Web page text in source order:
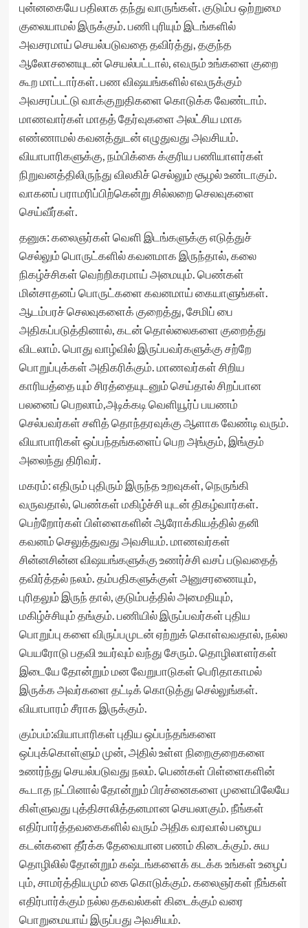
புன்னகையே பதிலாக தந்து வாருங்கள். குடும்ப ஒற்றுமை
குலையாமல் இருக்கும். பணி புரியும் இடங்களில்
அவசரமாய் செயல்படுவதை தவிர்த்து, தகுந்த
ஆலோசனையுடன் செயல்பட்டால், எவரும் உங்களை குறை
கூற மாட்டார்கள். பண விஷயங்களில் எவருக்கும்
அவசரப்பட்டு வாக்குறுதிகளை கொடுக்க வேண்டாம்.
மாணவார்கள் மாதத் தேர்வுகளை அலட்சிய மாக
எண்ணாமல் கவனத்துடன் எழுதுவது அவசியம்.
வியாபாரிகளுக்கு, நம்பிக்கை க்குரிய பணியாளர்கள்
நிறுவனத்திலிருந்து விலகிச் செல்லும் சூழல் உண்டாகும்.
வாகனப் பராமரிப்பிற்கென்று சில்லறை செலவுகளை
செய்வீர்கள்.
தனுசு: கலைஞர்கள் வெளி இடங்களுக்கு எடுத்துச்
செல்லும் பொருட்களில் கவனமாக இருந்தால், கலை
நிகழ்ச்சிகள் வெற்றிகரமாய் அமையும். பெண்கள்
மின்சாதனப் பொருட்களை கவனமாய் கையாளுங்கள்.
ஆடம்பரச் செலவுகளைக் குறைத்து, சேமிப் பை
அதிகப்படுத்தினால், கடன் தொல்லைகளை குறைத்து
விடலாம். பொது வாழ்வில் இருப்பவர்களுக்கு சற்றே
பொறுப்புக்கள் அதிகரிக்கும். மாணவர்கள் சிறிய
காரியத்தை யும் சிரத்தையுடனும் செய்தால் சிறப்பான
பலனைப் பெறலாம்,அடிக்கடி வெளியூர்ப் பயணம்
செல்பவர்கள் சளித் தொந்தரவுக்கு ஆளாக வேண்டி வரும்.
வியாபாரிகள் ஒப்பந்தங்களைப் பெற அங்கும், இங்கும்
அலைந்து திரிவர்.
மகரம்: எதிரும் புதிரும் இருந்த உறவுகள், நெருங்கி
வருவதால், பெண்கள் மகிழ்ச்சி யுடன் திகழ்வார்கள்.
பெற்றோர்கள் பிள்ளைகளின் ஆரோக்கியத்தில் தனி
கவனம் செலுத்துவது அவசியம். மாணவர்கள்
சின்னசின்ன விஷயங்களுக்கு உணர்ச்சி வசப் படுவதைத்
தவிர்த்தல் நலம். தம்பதிகளுக்குள் அனுசரணையும்,
புரிதலும் இருந் தால், குடும்பத்தில் அமைதியும்,
மகிழ்ச்சியும் தங்கும். பணியில் இருப்பவர்கள் புதிய
பொறுப்பு களை விருப்பமுடன் ஏற்றுக் கொள்வவதால், நல்ல
பெயரோடு பதவி உயர்வும் வந்து சேரும். தொழிலாளர்கள்
இடையே தோன்றும் மன வேறுபாடுகள் பெரிதாகாமல்
இருக்க அவர்களை தட்டிக் கொடுத்து செல்லுங்கள்.
வியாபாரம் சீராக இருக்கும்.
கும்பம்:வியாபாரிகள் புதிய ஒப்பந்தங்களை
ஒப்புக்கொள்ளும் முன், அதில் உள்ள நிறைகுறைகளை
உணர்ந்து செயல்படுவது நலம். பெண்கள் பிள்ளைகளின்
கூடாத நட்பினால் தோன்றும் பிரச்னைகளை முளையிலேயே
கிள்ளுவது புத்திசாலித்தனமான செயலாகும். நீங்கள்
எதிர்பார்த்தவகைகளில் வரும் அதிக வரவால் பழைய
கடன்களை தீர்க்க தேவையான பணம் கிடைக்கும். சுய
தொழிலில் தோன்றும் கஷ்டங்களைக் கடக்க உங்கள் உழைப்
பும், சாமர்த்தியமும் கை கொடுக்கும். கலைஞர்கள் நீங்கள்
எதிர்பார்க்கும் நல்ல தகவல்கள் கிடைக்கும் வரை
பொறுமையாய் இருப்பது அவசியம்.